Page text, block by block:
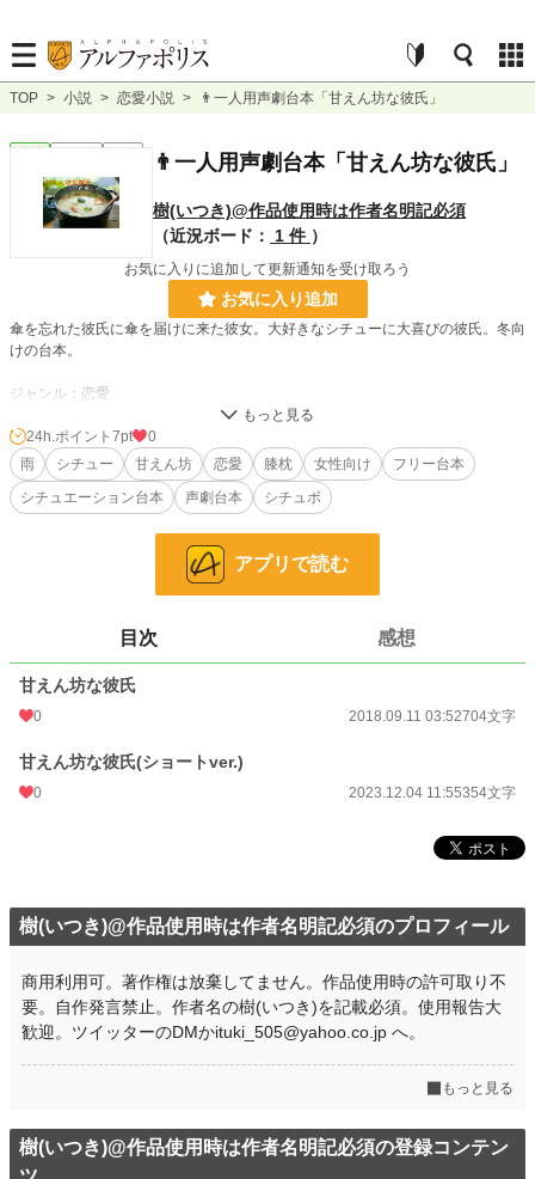
TOP > 小説 > 恋愛小説 > 👨一人用声劇台本「甘えん坊な彼氏」
👨一人用声劇台本「甘えん坊な彼氏」
樹(いつき)@作品使用時は作者名明記必須
（近況ボード：
1 件 ）
お気に入りに追加して更新通知を受け取ろう
お気に入り追加
傘を忘れた彼氏に傘を届けに来た彼女。大好きなシチューに大喜びの彼氏。冬向
けの台本。
ジャンル：恋愛
男性一人
※効果音多め
◆こちらは声劇用台本になります。
・使用許可は不要ですが、自作発言や転載はもちろん禁止です。著作権は放棄し
ておりません。必ず作者名の樹(いつき)を記載して下さい。(何度注意しても作者
名の記載が無い場合には台本使用を禁止します)
世界観をぶち壊すようなアレンジやエフェクトなどはご遠慮願います。
その他の詳細は【作品を使用する際の注意点】をご覧下さい。
小説
恋愛 16,274 位 / 66,323 件
更新日時 2023.12.04 11:55
初回公開日時 2018.09.11 03:52
週間ポイント 28 pt (56,925 位)
累計ポイント 33,638 pt (54,907 位)
24h.ポイント 7pt
0
雨
シチュー 甘えん坊 恋愛 膝枕 女性向け
フリー台本
シチュエーション台本
声劇台本 シチュボ
アプリで読む
目次 感想
甘えん坊な彼氏
0 2018.09.11 03:52704文字
甘えん坊な彼氏(ショートver.)
0 2023.12.04 11:55354文字
樹(いつき)@作品使用時は作者名明記必須のプロフィール
商用利用可。著作権は放棄してません。作品使用時の許可取り不
要。自作発言禁止。作者名の樹(いつき)を記載必須。使用報告大
歓迎。ツイッターのDMかituki_505@yahoo.co.jp へ。
もっと見る
樹(いつき)@作品使用時は作者名明記必須の登録コンテン